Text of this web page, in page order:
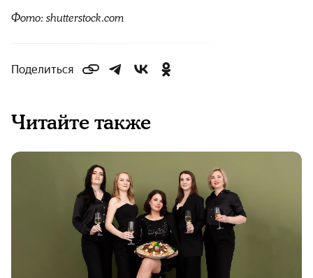
Фото: shutterstock.com
Поделиться
Читайте также